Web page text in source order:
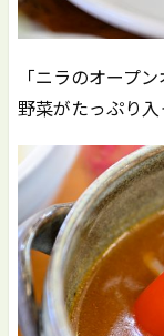
「ニラのオープ
野菜がたっぷり